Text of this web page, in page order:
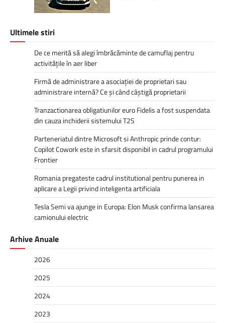
Ultimele stiri
De ce merită să alegi îmbrăcăminte de camuflaj pentru
activitățile în aer liber
Firmă de administrare a asociației de proprietari sau
administrare internă? Ce și când câștigă proprietarii
Tranzactionarea obligatiunilor euro Fidelis a fost suspendata
din cauza inchiderii sistemului T2S
Parteneriatul dintre Microsoft si Anthropic prinde contur:
Copilot Cowork este in sfarsit disponibil in cadrul programului
Frontier
Romania pregateste cadrul institutional pentru punerea in
aplicare a Legii privind inteligenta artificiala
Tesla Semi va ajunge in Europa: Elon Musk confirma lansarea
camionului electric
Arhive Anuale
2026
2025
2024
2023